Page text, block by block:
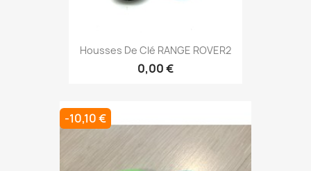
Housses De Clé RANGE ROVER2
0,00 €
-10,10 €